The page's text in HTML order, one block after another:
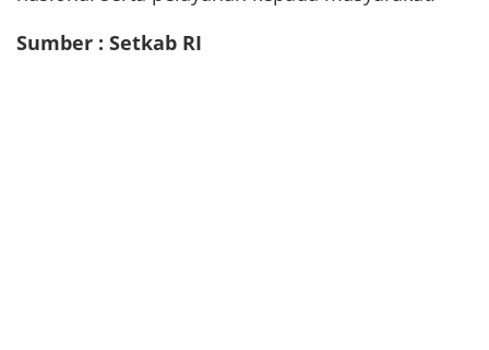
Sumber : Setkab RI